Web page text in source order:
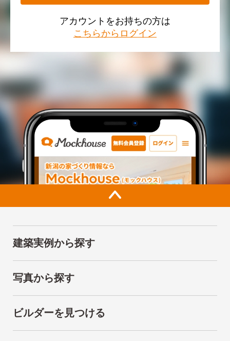
アカウントをお持ちの方は
こちらからログイン
建築実例から探す
写真から探す
ビルダーを見つける